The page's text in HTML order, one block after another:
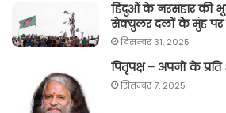
हिंदुओं के नरसंहार की
सेक्युलर दलों के मुंह पर
दिसम्बर 31, 2025
पितृपक्ष – अपनों के प्रति
सितम्बर 7, 2025